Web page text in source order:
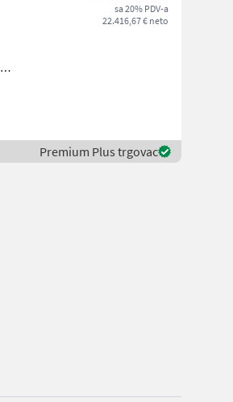
sa 20% PDV-a
22.416,67 € neto
Premium Plus trgovac